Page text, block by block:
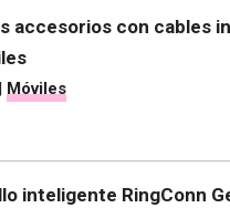
accesorios con cables
| Móviles
inteligente RingConn